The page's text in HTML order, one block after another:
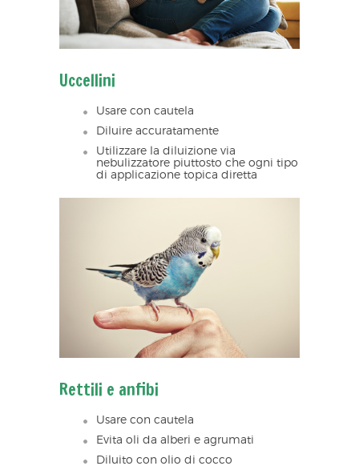
Uccellini
Usare con cautela
Diluire accuratamente
Utilizzare la diluizione via
nebulizzatore piuttosto che ogni tipo
di applicazione topica diretta
Rettili e anfibi
Usare con cautela
Evita oli da alberi e agrumati
Diluito con olio di cocco